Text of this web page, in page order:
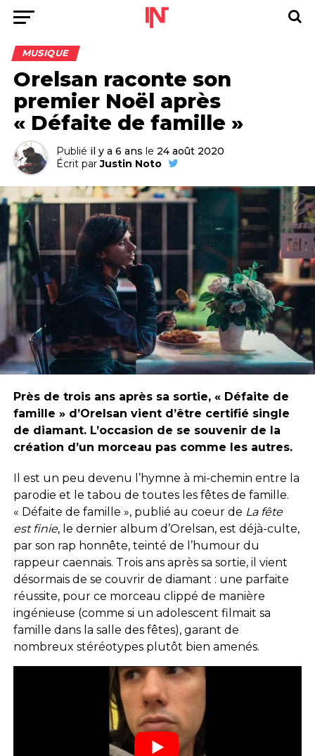
MUSIQUE
Orelsan raconte son
premier Noël après
« Défaite de famille »
Publié il y a 6 ans le 24 août 2020
Écrit par Justin Noto
Près de trois ans après sa sortie, « Défaite de
famille » d’Orelsan vient d’être certifié single
de diamant. L’occasion de se souvenir de la
création d’un morceau pas comme les autres.
Il est un peu devenu l’hymne à mi-chemin entre la
parodie et le tabou de toutes les fêtes de famille.
« Défaite de famille », publié au coeur de La fête
est finie, le dernier album d’Orelsan, est déjà-culte,
par son rap honnête, teinté de l’humour du
rappeur caennais. Trois ans après sa sortie, il vient
désormais de se couvrir de diamant : une parfaite
réussite, pour ce morceau clippé de manière
ingénieuse (comme si un adolescent filmait sa
famille dans la salle des fêtes), garant de
nombreux stéréotypes plutôt bien amenés.